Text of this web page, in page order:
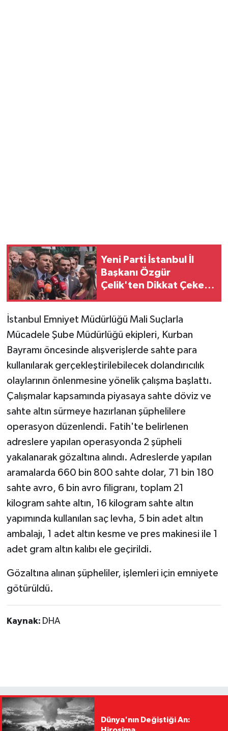
Yeni Parti İstanbul İl
Başkanı Özgür
Çelik'ten Dikkat Çeken
İstanbul Emniyet Müdürlüğü Mali Suçlarla
Mücadele Şube Müdürlüğü ekipleri, Kurban
Bayramı öncesinde alışverişlerde sahte para
kullanılarak gerçekleştirilebilecek dolandırıcılık
olaylarının önlenmesine yönelik çalışma başlattı.
Çalışmalar kapsamında piyasaya sahte döviz ve
sahte altın sürmeye hazırlanan şüphelilere
operasyon düzenlendi. Fatih'te belirlenen
adreslere yapılan operasyonda 2 şüpheli
yakalanarak gözaltına alındı. Adreslerde yapılan
aramalarda 660 bin 800 sahte dolar, 71 bin 180
sahte avro, 6 bin avro filigranı, toplam 21
kilogram sahte altın, 16 kilogram sahte altın
yapımında kullanılan saç levha, 5 bin adet altın
ambalajı, 1 adet altın kesme ve pres makinesi ile 1
adet gram altın kalıbı ele geçirildi.
Gözaltına alınan şüpheliler, işlemleri için emniyete
götürüldü.
Kaynak: DHA
Dünya'nın Değiştiği An: